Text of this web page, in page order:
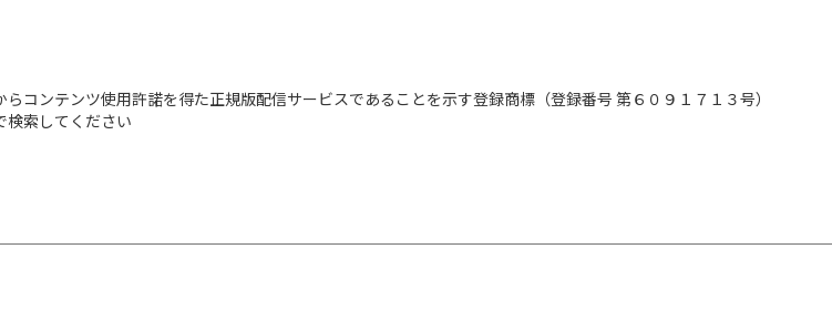
コンテンツ使用許諾を得た正規版配信サービスであることを示す登録商標（登録番号 第６０９１７１３号）
検索してください